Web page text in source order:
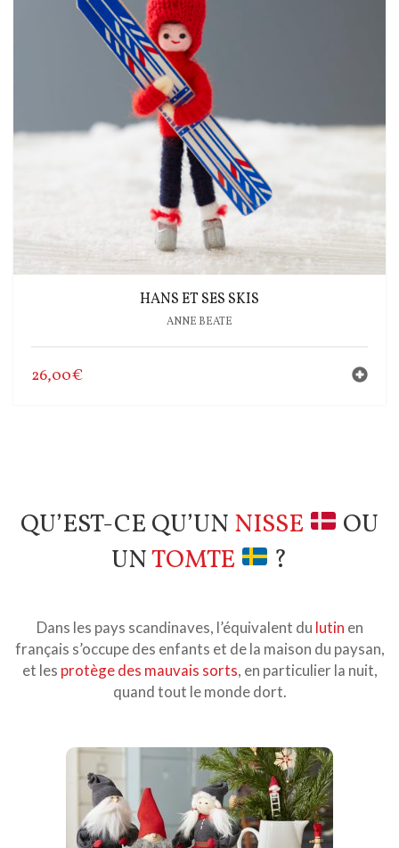
HANS ET SES SKIS
ANNE BEATE
26,00€
QU’EST-CE QU’UN NISSE
OU
UNTOMTE ?
Dans les pays scandinaves, l’équivalent du lutin en
français s’occupe des enfants et de la maison du paysan,
et les protège des mauvais sorts, en particulier la nuit,
quand tout le monde dort.